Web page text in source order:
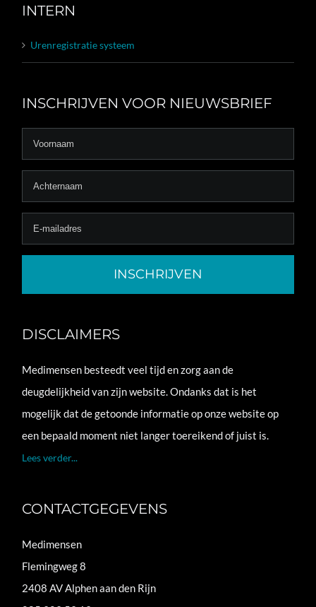
INTERN
Urenregistratie systeem
INSCHRIJVEN VOOR NIEUWSBRIEF
DISCLAIMERS
Medimensen besteedt veel tijd en zorg aan de
deugdelijkheid van zijn website. Ondanks dat is het
mogelijk dat de getoonde informatie op onze website op
een bepaald moment niet langer toereikend of juist is.
Lees verder...
CONTACTGEGEVENS
Medimensen
Flemingweg 8
2408 AV Alphen aan den Rijn